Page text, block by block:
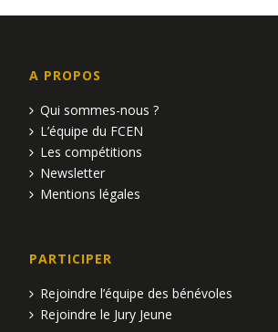
A PROPOS
Qui sommes-nous ?
L’équipe du FCEN
Les compétitions
Newsletter
Mentions légales
PARTICIPER
Rejoindre l’équipe des bénévoles
Rejoindre le Jury Jeune